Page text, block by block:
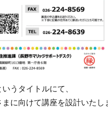
うタイトルにて、
に向けて講座を設計いたし